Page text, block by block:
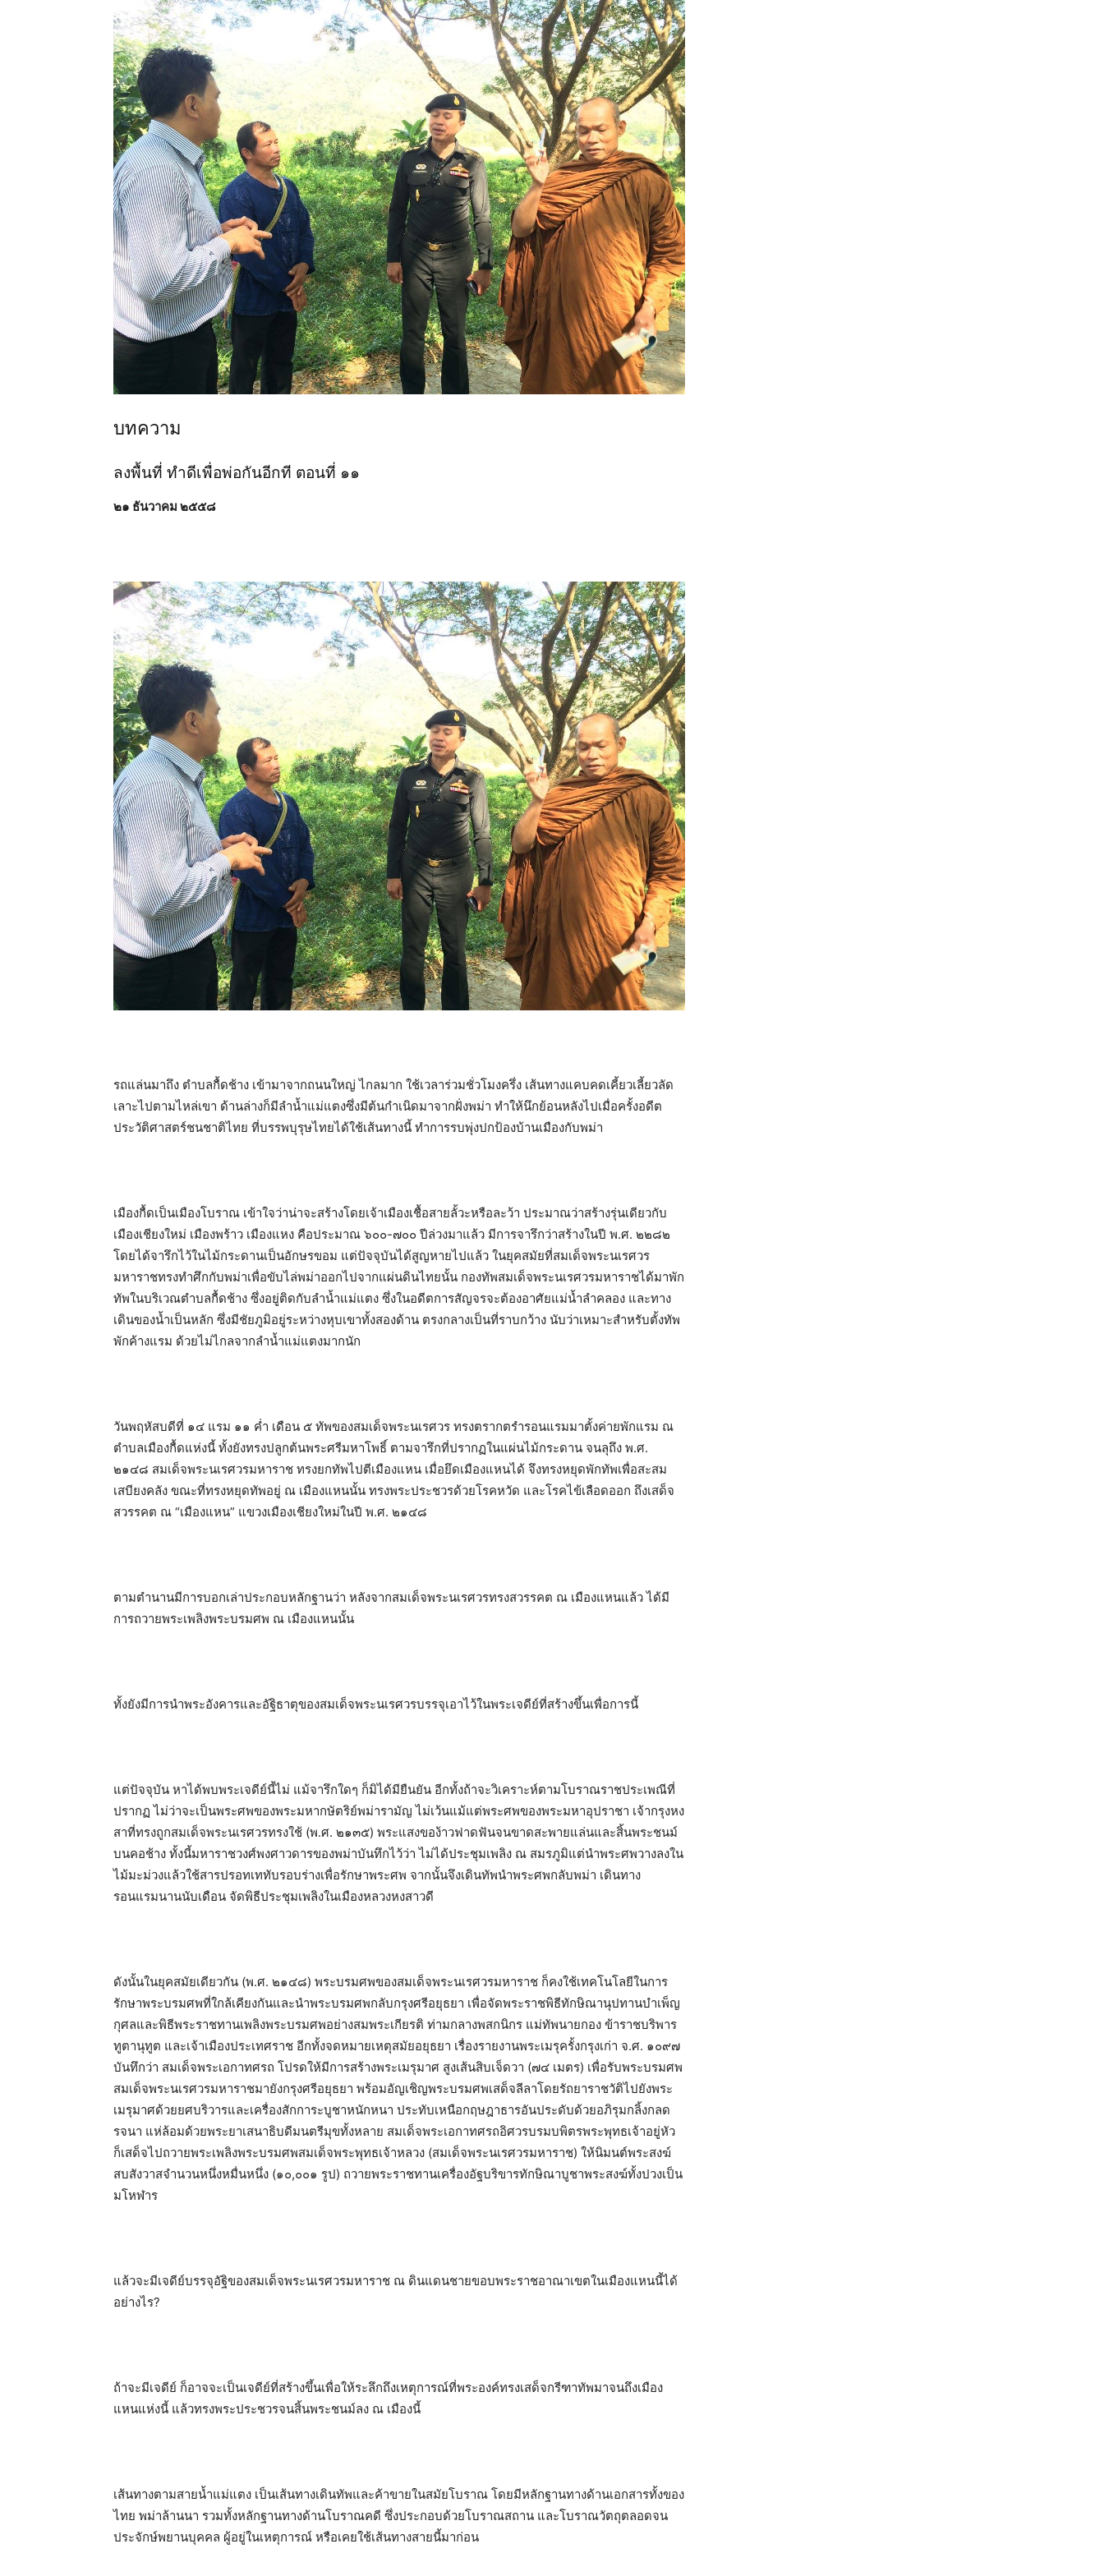
บทความ
ลงพื้นที่ ทำดีเพื่อพ่อกันอีกที ตอนที่ ๑๑
๒๑ ธันวาคม ๒๕๕๘
รถแล่นมาถึง ตำบลกื้ดช้าง เข้ามาจากถนนใหญ่ ไกลมาก ใช้เวลาร่วมชั่วโมงครึ่ง เส้นทางแคบคดเคี้ยวเลี้ยวลัด
เลาะไปตามไหล่เขา ด้านล่างก็มีลำน้ำแม่แตงซึ่งมีต้นกำเนิดมาจากฝั่งพม่า ทำให้นึกย้อนหลังไปเมื่อครั้งอดีต
ประวัติศาสตร์ชนชาติไทย ที่บรรพบุรุษไทยได้ใช้เส้นทางนี้ ทำการรบพุ่งปกป้องบ้านเมืองกับพม่า
เมืองกื้ดเป็นเมืองโบราณ เข้าใจว่าน่าจะสร้างโดยเจ้าเมืองเชื้อสายลั้วะหรือละว้า ประมาณว่าสร้างรุ่นเดียวกับ
เมืองเชียงใหม่ เมืองพร้าว เมืองแหง คือประมาณ ๖๐๐-๗๐๐ ปีล่วงมาแล้ว มีการจารึกว่าสร้างในปี พ.ศ. ๒๒๘๒
โดยได้จารึกไว้ในไม้กระดานเป็นอักษรขอม แต่ปัจจุบันได้สูญหายไปแล้ว ในยุคสมัยที่สมเด็จพระนเรศวร
มหาราชทรงทำศึกกับพม่าเพื่อขับไล่พม่าออกไปจากแผ่นดินไทยนั้น กองทัพสมเด็จพระนเรศวรมหาราชได้มาพัก
ทัพในบริเวณตำบลกื้ดช้าง ซึ่งอยู่ติดกับลำน้ำแม่แตง ซึ่งในอดีตการสัญจรจะต้องอาศัยแม่น้ำลำคลอง และทาง
เดินของน้ำเป็นหลัก ซึ่งมีชัยภูมิอยู่ระหว่างหุบเขาทั้งสองด้าน ตรงกลางเป็นที่ราบกว้าง นับว่าเหมาะสำหรับตั้งทัพ
พักค้างแรม ด้วยไม่ไกลจากลำน้ำแม่แตงมากนัก
วันพฤหัสบดีที่ ๑๔ แรม ๑๑ ค่ำ เดือน ๕ ทัพของสมเด็จพระนเรศวร ทรงตรากตรำรอนแรมมาตั้งค่ายพักแรม ณ
ตำบลเมืองกื้ดแห่งนี้ ทั้งยังทรงปลูกต้นพระศรีมหาโพธิ์ ตามจารึกที่ปรากฏในแผ่นไม้กระดาน จนลุถึง พ.ศ.
๒๑๔๘ สมเด็จพระนเรศวรมหาราช ทรงยกทัพไปตีเมืองแหน เมื่อยึดเมืองแหนได้ จึงทรงหยุดพักทัพเพื่อสะสม
เสบียงคลัง ขณะที่ทรงหยุดทัพอยู่ ณ เมืองแหนนั้น ทรงพระประชวรด้วยโรคหวัด และโรคไข้เลือดออก ถึงเสด็จ
สวรรคต ณ “เมืองแหน” แขวงเมืองเชียงใหม่ในปี พ.ศ. ๒๑๔๘
ตามตำนานมีการบอกเล่าประกอบหลักฐานว่า หลังจากสมเด็จพระนเรศวรทรงสวรรคต ณ เมืองแหนแล้ว ได้มี
การถวายพระเพลิงพระบรมศพ ณ เมืองแหนนั้น
ทั้งยังมีการนำพระอังคารและอัฐิธาตุของสมเด็จพระนเรศวรบรรจุเอาไว้ในพระเจดีย์ที่สร้างขึ้นเพื่อการนี้
แต่ปัจจุบัน หาได้พบพระเจดีย์นี้ไม่ แม้จารึกใดๆ ก็มิได้มียืนยัน อีกทั้งถ้าจะวิเคราะห์ตามโบราณราชประเพณีที่
ปรากฏ ไม่ว่าจะเป็นพระศพของพระมหากษัตริย์พม่ารามัญ ไม่เว้นแม้แต่พระศพของพระมหาอุปราชา เจ้ากรุงหง
สาที่ทรงถูกสมเด็จพระนเรศวรทรงใช้ (พ.ศ. ๒๑๓๕) พระแสงของ้าวฟาดฟันจนขาดสะพายแล่นและสิ้นพระชนม์
บนคอช้าง ทั้งนี้มหาราชวงศ์พงศาวดารของพม่าบันทึกไว้ว่า ไม่ได้ประชุมเพลิง ณ สมรภูมิแต่นำพระศพวางลงใน
ไม้มะม่วงแล้วใช้สารปรอทเททับรอบร่างเพื่อรักษาพระศพ จากนั้นจึงเดินทัพนำพระศพกลับพม่า เดินทาง
รอนแรมนานนับเดือน จัดพิธีประชุมเพลิงในเมืองหลวงหงสาวดี
ดังนั้นในยุคสมัยเดียวกัน (พ.ศ. ๒๑๔๘) พระบรมศพของสมเด็จพระนเรศวรมหาราช ก็คงใช้เทคโนโลยีในการ
รักษาพระบรมศพที่ใกล้เคียงกันและนำพระบรมศพกลับกรุงศรีอยุธยา เพื่อจัดพระราชพิธีทักษิณานุปทานบำเพ็ญ
กุศลและพิธีพระราชทานเพลิงพระบรมศพอย่างสมพระเกียรติ ท่ามกลางพสกนิกร แม่ทัพนายกอง ข้าราชบริพาร
ทูตานุทูต และเจ้าเมืองประเทศราช อีกทั้งจดหมายเหตุสมัยอยุธยา เรื่องรายงานพระเมรุครั้งกรุงเก่า จ.ศ. ๑๐๙๗
บันทึกว่า สมเด็จพระเอกาทศรถ โปรดให้มีการสร้างพระเมรุมาศ สูงเส้นสิบเจ็ดวา (๗๔ เมตร) เพื่อรับพระบรมศพ
สมเด็จพระนเรศวรมหาราชมายังกรุงศรีอยุธยา พร้อมอัญเชิญพระบรมศพเสด็จลีลาโดยรัถยาราชวัติไปยังพระ
เมรุมาศด้วยยศบริวารและเครื่องสักการะบูชาหนักหนา ประทับเหนือกฤษฎาธารอันประดับด้วยอภิรุมกลิ้งกลด
รจนา แห่ล้อมด้วยพระยาเสนาธิบดีมนตรีมุขทั้งหลาย สมเด็จพระเอกาทศรถอิศวรบรมบพิตรพระพุทธเจ้าอยู่หัว
ก็เสด็จไปถวายพระเพลิงพระบรมศพสมเด็จพระพุทธเจ้าหลวง (สมเด็จพระนเรศวรมหาราช) ให้นิมนต์พระสงฆ์
สบสังวาสจำนวนหนึ่งหมื่นหนึ่ง (๑๐,๐๐๑ รูป) ถวายพระราชทานเครื่องอัฐบริขารทักษิณาบูชาพระสงฆ์ทั้งปวงเป็น
มโหฬาร
แล้วจะมีเจดีย์บรรจุอัฐิของสมเด็จพระนเรศวรมหาราช ณ ดินแดนชายขอบพระราชอาณาเขตในเมืองแหนนี้ได้
อย่างไร?
ถ้าจะมีเจดีย์ ก็อาจจะเป็นเจดีย์ที่สร้างขึ้นเพื่อให้ระลึกถึงเหตุการณ์ที่พระองค์ทรงเสด็จกรีฑาทัพมาจนถึงเมือง
แหนแห่งนี้ แล้วทรงพระประชวรจนสิ้นพระชนม์ลง ณ เมืองนี้
เส้นทางตามสายน้ำแม่แตง เป็นเส้นทางเดินทัพและค้าขายในสมัยโบราณ โดยมีหลักฐานทางด้านเอกสารทั้งของ
ไทย พม่าล้านนา รวมทั้งหลักฐานทางด้านโบราณคดี ซึ่งประกอบด้วยโบราณสถาน และโบราณวัตถุตลอดจน
ประจักษ์พยานบุคคล ผู้อยู่ในเหตุการณ์ หรือเคยใช้เส้นทางสายนี้มาก่อน